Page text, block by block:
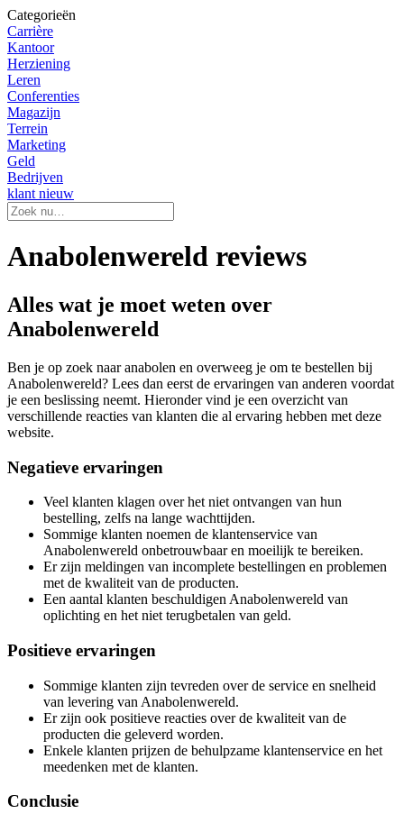
Categorieën
Carrière
Kantoor
Herziening
Leren
Conferenties
Magazijn
Terrein
Marketing
Geld
Bedrijven
klant nieuw
Anabolenwereld reviews
Alles wat je moet weten over
Anabolenwereld
Ben je op zoek naar anabolen en overweeg je om te bestellen bij
Anabolenwereld? Lees dan eerst de ervaringen van anderen voordat
je een beslissing neemt. Hieronder vind je een overzicht van
verschillende reacties van klanten die al ervaring hebben met deze
website.
Negatieve ervaringen
Veel klanten klagen over het niet ontvangen van hun
bestelling, zelfs na lange wachttijden.
Sommige klanten noemen de klantenservice van
Anabolenwereld onbetrouwbaar en moeilijk te bereiken.
Er zijn meldingen van incomplete bestellingen en problemen
met de kwaliteit van de producten.
Een aantal klanten beschuldigen Anabolenwereld van
oplichting en het niet terugbetalen van geld.
Positieve ervaringen
Sommige klanten zijn tevreden over de service en snelheid
van levering van Anabolenwereld.
Er zijn ook positieve reacties over de kwaliteit van de
producten die geleverd worden.
Enkele klanten prijzen de behulpzame klantenservice en het
meedenken met de klanten.
Conclusie